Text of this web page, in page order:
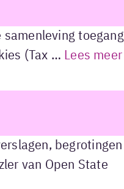
toegang
(Tax … Lees meer
begrotingen
van Open State